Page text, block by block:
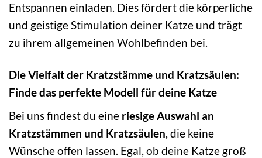
Entspannen einladen. Dies fördert die körperliche
und geistige Stimulation deiner Katze und trägt
zu ihrem allgemeinen Wohlbefinden bei.
Die Vielfalt der Kratzstämme und Kratzsäulen:
Finde das perfekte Modell für deine Katze
Bei uns findest du eine riesige Auswahl an
Kratzstämmen und Kratzsäulen, die keine
Wünsche offen lassen. Egal, ob deine Katze groß